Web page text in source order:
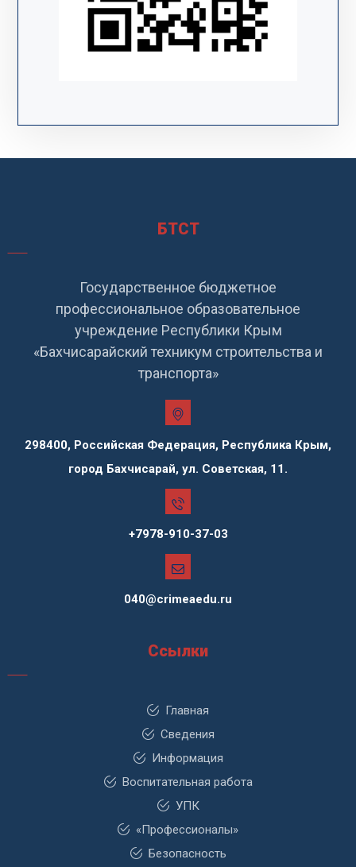
БТСТ
Государственное бюджетное
профессиональное образовательное
учреждение Республики Крым
«Бахчисарайский техникум строительства и
транспорта»
298400, Российская Федерация, Республика Крым,
город Бахчисарай, ул. Советская, 11.
+7978-910-37-03
040@crimeaedu.ru
Ссылки
Главная
Сведения
Информация
Воспитательная работа
УПК
«Профессионалы»
Безопасность